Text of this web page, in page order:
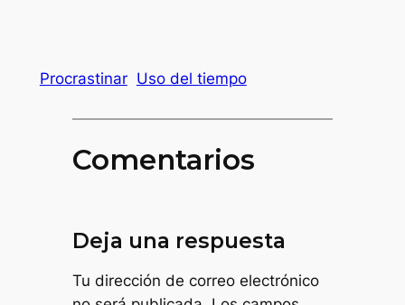
Procrastinar Uso del tiempo
Comentarios
Deja una respuesta
Tu dirección de correo electrónico